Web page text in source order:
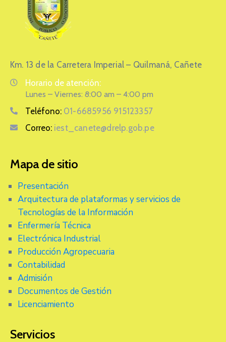
Km. 13 de la Carretera Imperial – Quilmaná, Cañete
Horario de atención:
Lunes – Viernes: 8:00 am – 4:00 pm
Teléfono: 01-6685956 915123357
Correo: iest_canete@drelp.gob.pe
Mapa de sitio
Presentación
Arquitectura de plataformas y servicios de
Tecnologías de la Información
Enfermería Técnica
Electrónica Industrial
Producción Agropecuaria
Contabilidad
Admisión
Documentos de Gestión
Licenciamiento
Servicios